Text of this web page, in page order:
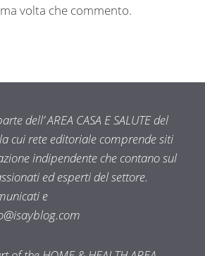
volta che commento.
dell’ AREA CASA E SALUTE del
cui rete editoriale comprende siti
indipendente che contano sul
ed esperti del settore.
e